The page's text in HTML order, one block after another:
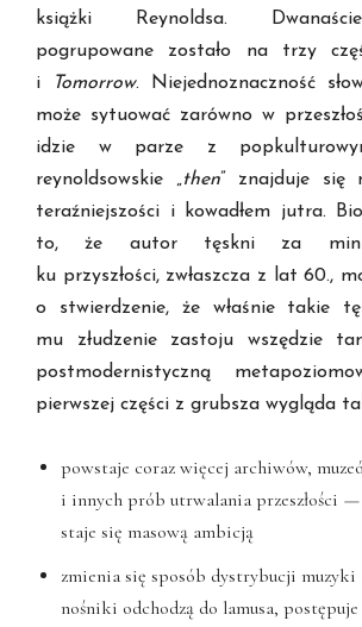
książki Reynoldsa.
pogrupowane zostało na trzy
i
Tomorrow. Niejednoznaczność
może sytuować zarówno w
idzie w parze z
reynoldsowskie „then” znajduje się
teraźniejszości i kowadłem jutra.
to, że autor tęskni za
ku przyszłości, zwłaszcza z lat 60.,
o stwierdzenie, że właśnie takie
mu złudzenie zastoju wszędzie
postmodernistyczną
pierwszej części z grubsza wygląda
powstaje coraz więcej archiwów,
i innych prób utrwalania przeszłości —
staje się masową ambicją
zmienia się sposób dystrybucji muzyki
nośniki odchodzą do lamusa,